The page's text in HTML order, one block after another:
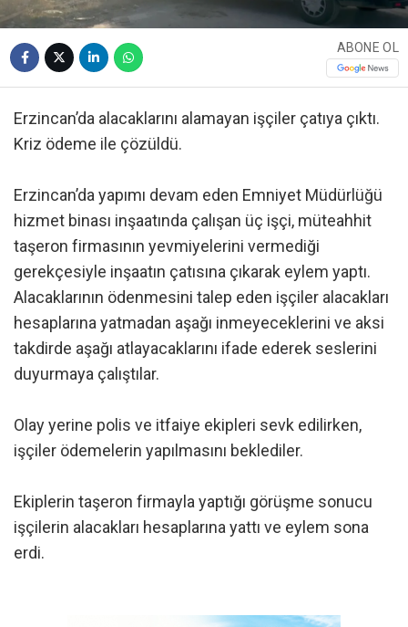
ABONE OL
Erzincan’da alacaklarını alamayan işçiler çatıya çıktı.
Kriz ödeme ile çözüldü.
Erzincan’da yapımı devam eden Emniyet Müdürlüğü
hizmet binası inşaatında çalışan üç işçi, müteahhit
taşeron firmasının yevmiyelerini vermediği
gerekçesiyle inşaatın çatısına çıkarak eylem yaptı.
Alacaklarının ödenmesini talep eden işçiler alacakları
hesaplarına yatmadan aşağı inmeyeceklerini ve aksi
takdirde aşağı atlayacaklarını ifade ederek seslerini
duyurmaya çalıştılar.
Olay yerine polis ve itfaiye ekipleri sevk edilirken,
işçiler ödemelerin yapılmasını beklediler.
Ekiplerin taşeron firmayla yaptığı görüşme sonucu
işçilerin alacakları hesaplarına yattı ve eylem sona
erdi.